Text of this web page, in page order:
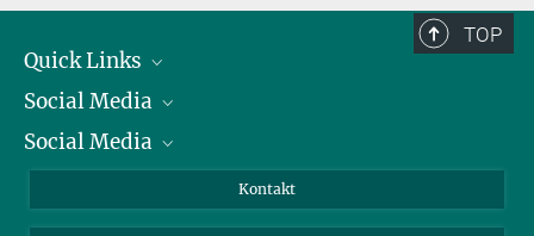
TOP
Quick Links
Präsident
Zahlen und Fakten
Social Media
Bluesky
Social Media
Instagram
Kontakt